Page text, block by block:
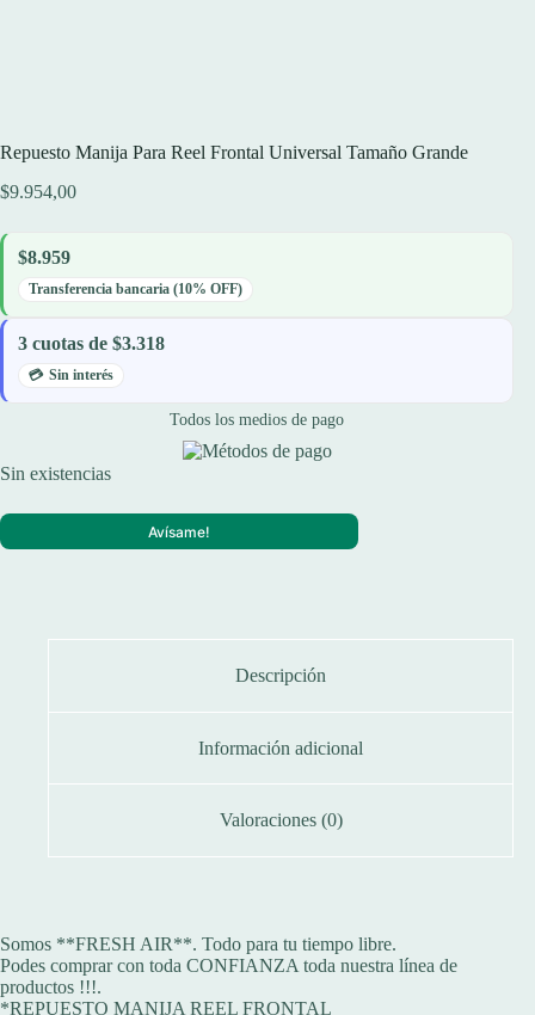
Repuesto Manija Para Reel Frontal Universal Tamaño Grande
$9.954,00
$8.959
Transferencia bancaria (10% OFF)
3 cuotas de $3.318
Sin interés
Todos los medios de pago
Sin existencias
Avísame!
Descripción
Información adicional
Valoraciones (0)
Somos **FRESH AIR**. Todo para tu tiempo libre.
Podes comprar con toda CONFIANZA toda nuestra línea de
productos !!!.
*REPUESTO MANIJA REEL FRONTAL